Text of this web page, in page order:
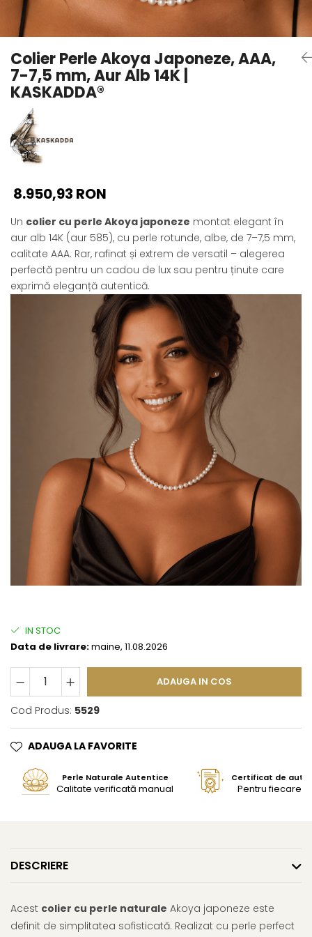
Seturi Perle cu Argint
Brățări cu Perle
Pandantive cu Perle
Brose cu Perle
Colier Perle Akoya Japoneze, AAA,
7-7,5 mm, Aur Alb 14K |
KASKADDA®
8.950,93 RON
Un colier cu perle Akoya japoneze montat elegant în
aur alb 14K (aur 585), cu perle rotunde, albe, de 7–7,5 mm,
calitate AAA. Rar, rafinat și extrem de versatil – alegerea
perfectă pentru un cadou de lux sau pentru ținute care
exprimă eleganță autentică.
IN STOC
Data de livrare:maine, 11.08.2026
ADAUGA IN COS
Cod Produs: 5529
ADAUGA LA FAVORITE
Perle Naturale Autentice
Calitate verificată manual
Certificat de
Pentru fiecare
DESCRIERE
Acest colier cu perle naturale Akoya japoneze este
definit de simplitatea sofisticată. Realizat cu perle perfect